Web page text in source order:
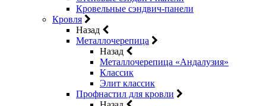
Кровельные сэндвич-панели
Кровля
Назад
Металлочерепица
Назад
Металлочерепица «Андалузия»
Классик
Элит классик
Профнастил для кровли